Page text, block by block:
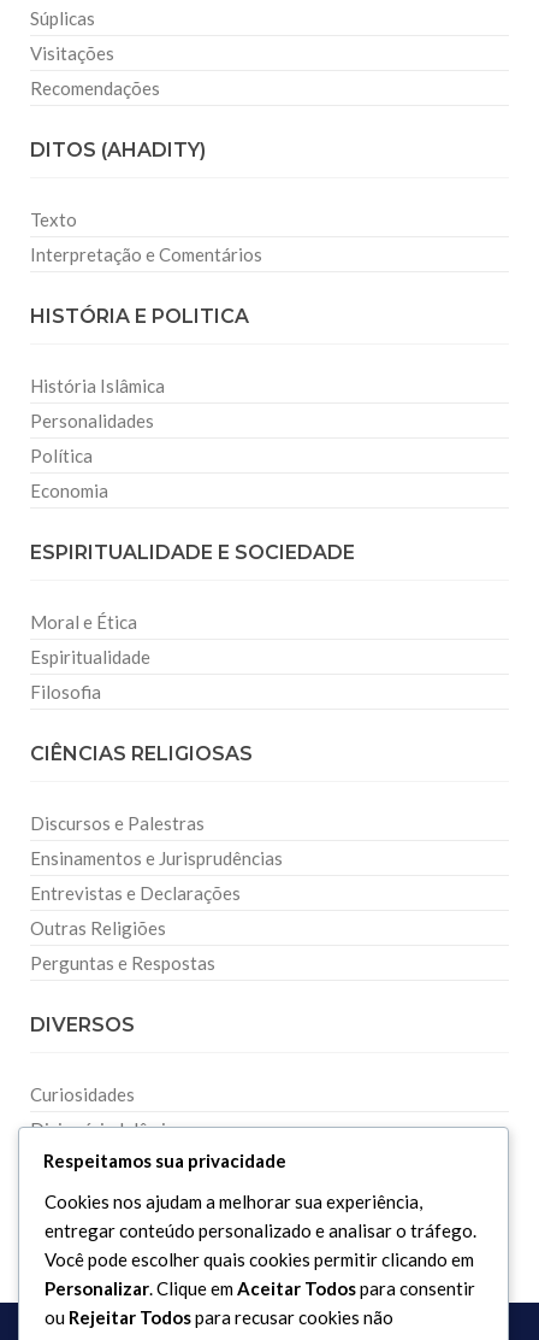
Súplicas
Visitações
Recomendações
DITOS (AHADITY)
Texto
Interpretação e Comentários
HISTÓRIA E POLITICA
História Islâmica
Personalidades
Política
Economia
ESPIRITUALIDADE E SOCIEDADE
Moral e Ética
Espiritualidade
Filosofia
CIÊNCIAS RELIGIOSAS
Discursos e Palestras
Ensinamentos e Jurisprudências
Entrevistas e Declarações
Outras Religiões
Perguntas e Respostas
DIVERSOS
Curiosidades
Dicionário Islâmico
Downloads
Respeitamos sua privacidade
Cookies nos ajudam a melhorar sua experiência,
entregar conteúdo personalizado e analisar o tráfego.
Você pode escolher quais cookies permitir clicando em
Personalizar. Clique emAceitar Todospara consentir
ou Rejeitar Todospara recusar cookies não